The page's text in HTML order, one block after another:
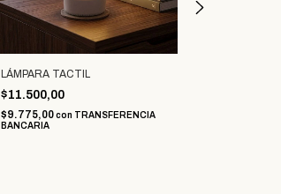
LÁMPARA TACTIL
$11.500,00
$9.775,00con TRANSFERENCIA
BANCARIA